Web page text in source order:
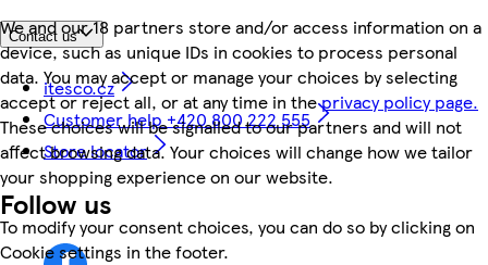
We and our 18 partners store and/or access information on a
device, such as unique IDs in cookies to process personal
data. You may accept or manage your choices by selecting
accept or reject all, or at any time in theprivacy policy page.
These choices will be signalled to our partners and will not
affect browsing data. Your choices will change how we tailor
your shopping experience on our website.
To modify your consent choices, you can do so by clicking on
Cookie settings in the footer.
Contact us
itesco.cz
Customer help +420 800 222 555
Store locator
Follow us